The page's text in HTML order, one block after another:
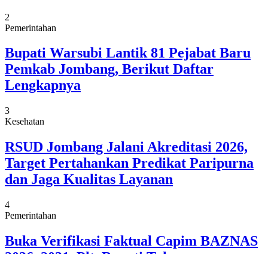
2
Pemerintahan
Bupati Warsubi Lantik 81 Pejabat Baru
Pemkab Jombang, Berikut Daftar
Lengkapnya
3
Kesehatan
RSUD Jombang Jalani Akreditasi 2026,
Target Pertahankan Predikat Paripurna
dan Jaga Kualitas Layanan
4
Pemerintahan
Buka Verifikasi Faktual Capim BAZNAS